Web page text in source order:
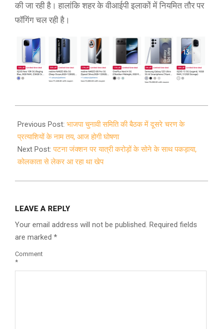
की जा रही है। हालांकि शहर के वीआईपी इलाकों में नियमित तौर पर
फॉगिंग चल रही है।
10-
11
Previous Post: भाजपा चुनावी समिति की बैठक में दूसरे चरण के
प्रत्याशियों के नाम तय, आज होगी घोषणा
Next Post:पटना जंक्शन पर यात्री करोड़ों के सोने के साथ पकड़ाया,
कोलकाता से लेकर आ रहा था खेप
LEAVE A REPLY
Your email address will not be published. Required fields
are marked *
Comment
*